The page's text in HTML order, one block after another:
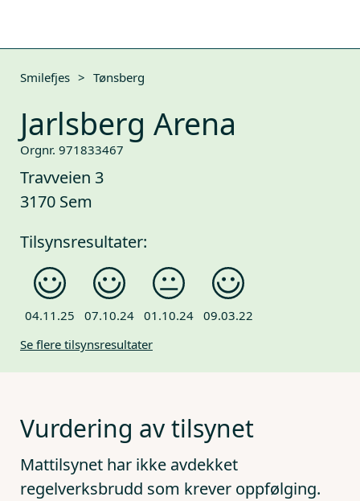
Smilefjes > Tønsberg
Jarlsberg Arena
Orgnr. 971833467
Travveien 3
3170 Sem
Tilsynsresultater:
04.11.25 07.10.24 01.10.24 09.03.22
Se flere tilsynsresultater
Vurdering av tilsynet
Mattilsynet har ikke avdekket
regelverksbrudd som krever oppfølging.